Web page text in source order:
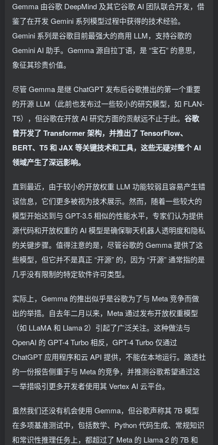
Gemma 由谷歌 DeepMind 及其它谷歌 AI 团队联合开发，借
鉴了在开发 Gemini 系列模型过程中获得的技术经验。
Gemini 系列是谷歌目前最强大的商用 LLM，支持谷歌的
Gemini AI 助手。Gemma 源自拉丁语，是 “宝石” 的意思，
象征其珍贵价值。
尽管 Gemma 是继 ChatGPT 发布后谷歌推出的第一个重要
的开源 LLM（此前也发布过一些较小的研究模型，如 FLAN-
T5），但谷歌在开放 AI 研究方面的贡献远不止于此。 谷歌
曾开发了 Transformer 架构，并推出了 TensorFlow、
BERT、T5 和 JAX 等关键技术和工具，这些无疑对整个 AI
领域产生了深远影响。
直到最近，由于较小的开放权重 LLM 功能较弱且容易产生错
误信息，它们更多被视为技术展示。然而，随着一些较大的
模型开始达到与 GPT-3.5 相似的性能水平，专家们认为提供
源代码和开放权重的 AI 模型是确保聊天机器人透明度和隐私
的关键步骤。值得注意的是，尽管谷歌的 Gemma 提供了这
些模型，但它并不是真正 “开源” 的，因为 “开源” 通常指的是
几乎没有限制的特定软件许可类型。
实际上，Gemma 的推出似乎是谷歌为了与 Meta 竞争而做
出的举措。自去年二月以来，Meta 通过发布开放权重模型
（如 LLaMA 和 Llama 2）引起了广泛关注。这种做法与
OpenAI 的 GPT-4 Turbo 相反，GPT-4 Turbo 仅通过
ChatGPT 应用程序和云 API 提供，不能在本地运行。路透社
的一份报告侧重于与 Meta 的竞争，并推测谷歌希望通过这
一举措吸引更多开发者使用其 Vertex AI 云平台。
虽然我们还没有机会使用 Gemma，但谷歌声称其 7B 模型
在多项基准测试中，包括数学、Python 代码生成、常规知识
和常识性推理任务上，都超过了 Meta 的 Llama 2 的 7B 和